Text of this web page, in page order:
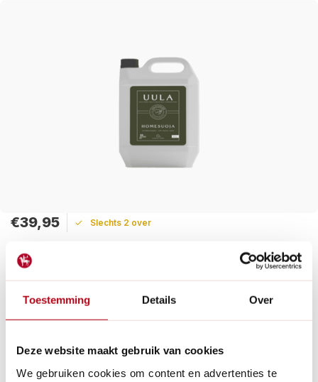
Toestemming Details Over
Deze website maakt gebruik van cookies
We gebruiken cookies om content en advertenties te
€39,95 Slechts 2 over
Maak een keuze:
Lees meer